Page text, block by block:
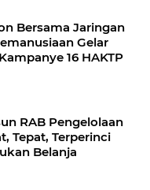
Bersama Jaringan
Gelar
16 HAKTP
RAB Pengelolaan
Tepat, Terperinci
Belanja